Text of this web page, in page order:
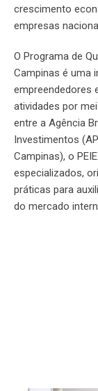
crescimento
empresas
O Programa de
Campinas é uma
empreendedores
atividades por
entre a Agência
Investimentos
Campinas), o
especializados,
práticas para
do mercado